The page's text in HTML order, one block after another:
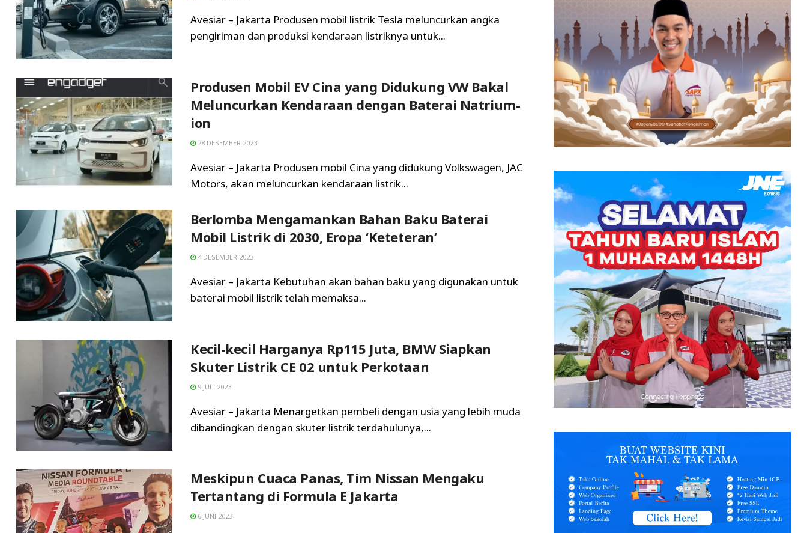
Avesiar – Jakarta Produsen mobil listrik Tesla meluncurkan angka
pengiriman dan produksi kendaraan listriknya untuk...
Produsen Mobil EV Cina yang Didukung VW Bakal
Meluncurkan Kendaraan dengan Baterai Natrium-
ion
28 DESEMBER 2023
Avesiar – Jakarta Produsen mobil Cina yang didukung Volkswagen, JAC
Motors, akan meluncurkan kendaraan listrik...
Berlomba Mengamankan Bahan Baku Baterai
Mobil Listrik di 2030, Eropa ‘Keteteran’
4 DESEMBER 2023
Avesiar – Jakarta Kebutuhan akan bahan baku yang digunakan untuk
baterai mobil listrik telah memaksa...
Kecil-kecil Harganya Rp115 Juta, BMW Siapkan
Skuter Listrik CE 02 untuk Perkotaan
9 JULI 2023
Avesiar – Jakarta Menargetkan pembeli dengan usia yang lebih muda
dibandingkan dengan skuter listrik terdahulunya,...
Meskipun Cuaca Panas, Tim Nissan Mengaku
Tertantang di Formula E Jakarta
6 JUNI 2023